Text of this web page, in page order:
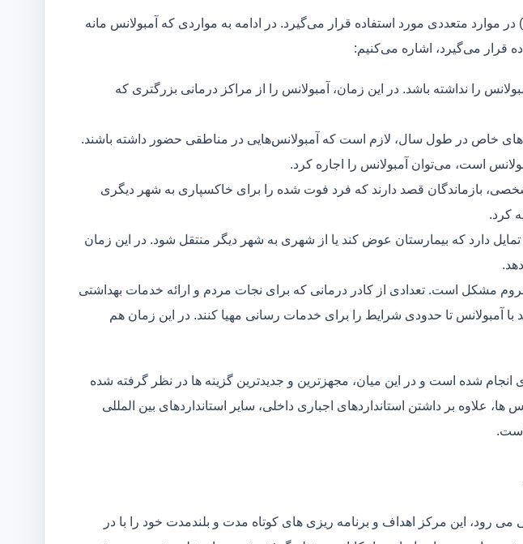
در موارد متعددی مورد استفاده قرار می‌گیرد. در ادامه به مواردی که آمبولانس مانه
قرار می‌گیرد، اشاره می‌کنیم:
را نداشته باشد. در این زمان، آمبولانس را از مراکز درمانی بزرگتری که
خاص در طول سال، لازم است که آمبولانس‌هایی در مناطقی حضور داشته باشند.
است، می‌توان آمبولانس را اجاره کرد.
بازماندگان قصد دارند که فرد فوت شده را برای خاکسپاری به شهر دیگری
کرد.
دارد که بیمارستان عوض کند یا از شهری به شهر دیگر منتقل شود. در این زمان
مشکل است. تعدادی از کادر درمانی که برای نجات مردم و ارائه خدمات بهداشتی
با آمبولانس تا حدودی شرایط را برای خدمات رسانی مهیا کنند. در این زمان هم
انجام شده است و در این میان، مجهزترین و جدیدترین گزینه ها در نظر گرفته شده
ها، علاوه بر داشتن استانداردهای اجباری داخلی، سایر استانداردهای بین المللی
است.
رود، این مرکز اهداف و برنامه ریزی های کوتاه مدت و بلندمدت خود را با در